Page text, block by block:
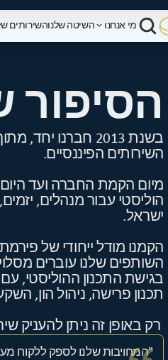
מי אנחנו השיטה שלנוהשירותים
הסיפור
בשנת 2013 חברנו
השירותים הפיננסיים.
מיום הקמת החברה ועד
הוליסטי עבור מנהלים,
ישראל.
הקמנו מודל ייחודי של
השותפים שלנו עוברים
בגישת התכנון ההוליסטי,
תכנון פרישה, ניהול הון,
רק באופן זה ניתן להעניק
"המחויבות שלנו לספק ללקוח